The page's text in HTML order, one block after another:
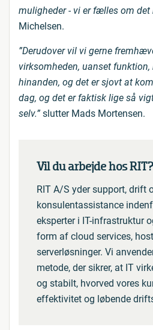
muligheder - vi er fælles om det
Michelsen.
”Derudover vil vi gerne
virksomheden, uanset
hinanden, og det er sjovt at
dag, og det er faktisk lige så
selv.” slutter Mads Mortensen.
Vil du arbejde hos RIT?
RIT A/S yder support, drift
konsulentassistance
eksperter i IT-infrastruktur
form af cloud services,
serverløsninger. Vi
metode, der sikrer, at IT
og stabilt, hvorved vores
effektivitet og løbende